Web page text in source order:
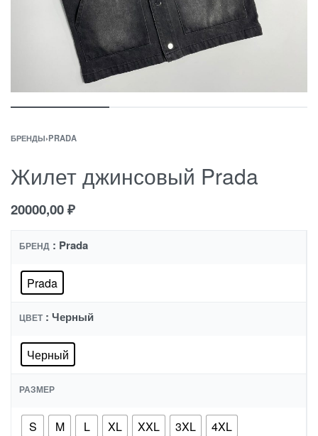
БРЕНДЫ›PRADA
Жилет джинсовый Prada
20000,00₽
БРЕНД : Prada
Prada
ЦВЕТ : Черный
Черный
РАЗМЕР
S M L XL XXL 3XL 4XL